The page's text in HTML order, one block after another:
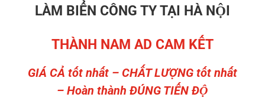
LÀM BIỂN CÔNG TY TẠI HÀ NỘI
THÀNH NAM AD CAM KẾT
GIÁ CẢ tốt nhất – CHẤT LƯỢNG tốt nhất
– Hoàn thành ĐÚNG TIẾN ĐỘ